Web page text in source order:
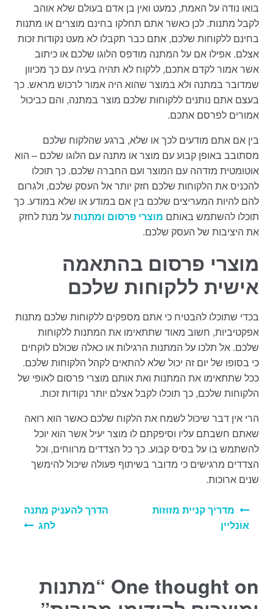
בואו נודה על האמת, כמעט ואין בן אדם בעולם שלא אוהב
לקבל מתנות. לכן כאשר אתם תחלקו בחינם מוצרים או מתנות
בחינם ללקוחות שלכם, אתם כבר תקבלו לא מעט נקודות זכות
אצלם. אפילו אם על המתנה מודפס הלוגו שלכם או כיתוב
אשר אמור לקדם אתכם, ללקוח לא תהיה בעיה עם כך מכיוון
שמדובר במתנה ולא במוצר שהוא היה אמור לרכוש מראש. כך
בעצם אתם נותנים ללקוחות שלכם מוצר במתנה, והם כביכול
אמורים לפרסם אתכם.
בין אם אתם מודעים לכך או שלא, ברגע שהלקוח שלכם
מסתובב באופן קבוע עם מוצר או מתנה עם הלוגו שלכם – הוא
אוטומטית מזדהה עם המוצר ועם החברה שלכם. כך תוכלו
להכניס את הלקוחות שלכם חזק יותר אל העסק שלכם, ולגרום
להם להיות המעריצים שלכם בין אם במודע או שלא במודע. כך
תוכלו להשתמש באותם מוצרי פרסום ומתנותעל מנת לחזק
את היציבות של העסק שלכם.
מוצרי פרסום בהתאמה
אישית ללקוחות שלכם
בכדי שתוכלו להבטיח כי אתם מספקים ללקוחות שלכם מתנות
אפקטיביות, חשוב מאוד שתתאימו את המתנות ללקוחות
שלכם. אל תלכו על המתנות הרגילות או כאלה שכולם לוקחים
כי בסופו של יום זה יכול שלא להתאים לקהל הלקוחות שלכם.
ככל שתתאימו את המתנות ואת אותם מוצרי פרסום לאופי של
הלקוחות שלכם, כך תוכלו לקבל אצלם יותר נקודות זכות.
הרי אין דבר שיכול לשמח את הלקוח שלכם כאשר הוא רואה
שאתם חשבתם עליו וסיפקתם לו מוצר יעיל אשר הוא יוכל
להשתמש בו על בסיס קבוע. כך כל הצדדים מרווחים, וכל
הצדדים מרגישים כי מדובר בשיתוף פעולה שיכול להימשך
שנים ארוכות.
מדריך קניית מזוזות
אונליין
הדרך להעניק מתנה
לחג
One thought on “
מתנות